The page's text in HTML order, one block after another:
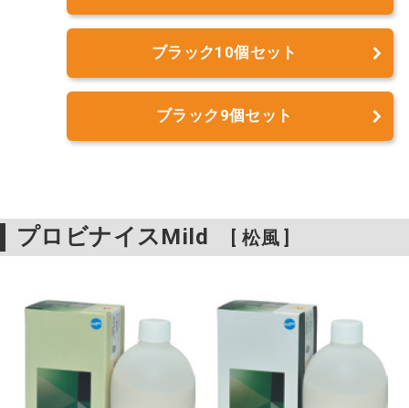
ブラック10個セット
ブラック9個セット
プロビナイスMild [ 松風 ]